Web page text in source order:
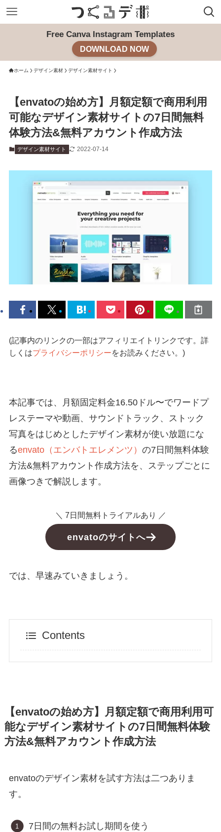
Free Canva Instagram Templates
DOWNLOAD NOW
ホーム デザイン素材 デザイン素材サイト
【envatoの始め方】月額定額で商用利用
可能なデザイン素材サイトの7日間無料
体験方法&無料アカウント作成方法
デザイン素材サイト 2022-07-14
(記事内のリンクの一部はアフィリエイトリンクです。詳
しくはプライバシーポリシーをお読みください。)
本記事では、月額固定料金16.50ドル〜でワードプ
レステーマや動画、サウンドトラック、ストック
写真をはじめとしたデザイン素材が使い放題にな
るenvato（エンバトエレメンツ） の7日間無料体験
方法&無料アカウント作成方法を、ステップごとに
画像つきで解説します。
＼ 7日間無料トライアルあり ／
envatoのサイトへ
では、早速みていきましょう。
Contents
【envatoの始め方】月額定額で商用利用可
能なデザイン素材サイトの7日間無料体験
方法&無料アカウント作成方法
envatoのデザイン素材を試す方法は二つありま
す。
7日間の無料お試し期間を使う